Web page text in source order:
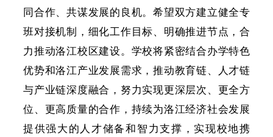
同合作、共谋发展的良机。希望双方建立健全专
班对接机制，细化工作目标、明确推进节点，合
力推动洛江校区建设。学校将紧密结合办学特色
优势和洛江产业发展需求，推动教育链、人才链
与产业链深度融合，努力实现更深层次、更全方
位、更高质量的合作，持续为洛江经济社会发展
提供强大的人才储备和智力支撑，实现校地携